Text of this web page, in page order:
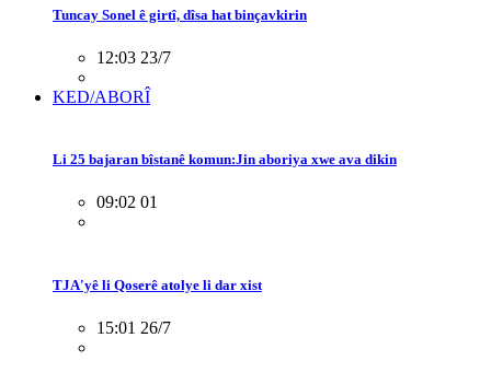
Tuncay Sonel ê girtî, dîsa hat binçavkirin
12:03 23/7
KED/ABORÎ
Li 25 bajaran bîstanê komun:Jin aboriya xwe ava dikin
09:02 01
TJA'yê li Qoserê atolye li dar xist
15:01 26/7